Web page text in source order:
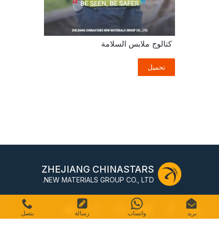
كتالوج ملابس السلامة
تحميل
ZHEJIANG CHINASTARS
NEW MATERIALS GROUP CO., LTD.
بريد واتساب رسالة يتصل